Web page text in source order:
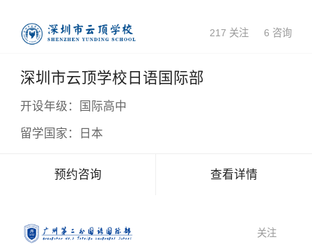
217 关注 6 咨询
深圳市云顶学校日语国际部
开设年级： 国际高中
留学国家： 日本
预约咨询 查看详情
关注